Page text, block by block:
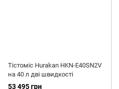
Тістоміс Hurakan HKN-E40SN2V
на 40 л дві швидкості
53 495 грн